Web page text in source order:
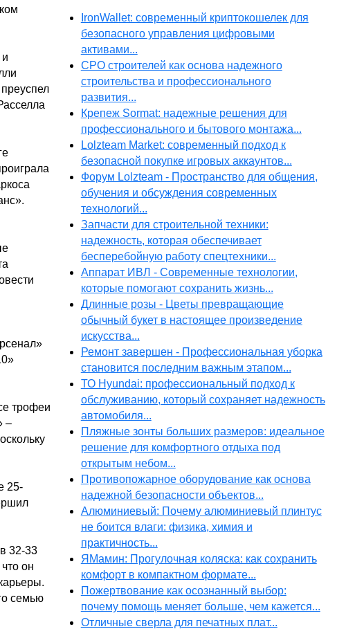
трофеи
–
25-
32-33
он
семью
IronWallet: современный криптокошелек для
безопасного управления цифровыми
активами...
СРО строителей как основа надежного
строительства и профессионального
развития...
Крепеж Sormat: надежные решения для
профессионального и бытового монтажа...
Lolzteam Market: современный подход к
безопасной покупке игровых аккаунтов...
Форум Lolzteam - Пространство для общения,
обучения и обсуждения современных
технологий...
Запчасти для строительной техники:
надежность, которая обеспечивает
бесперебойную работу спецтехники...
Аппарат ИВЛ - Современные технологии,
которые помогают сохранить жизнь...
Длинные розы - Цветы превращающие
обычный букет в настоящее произведение
искусства...
Ремонт завершен - Профессиональная уборка
становится последним важным этапом...
ТО Hyundai: профессиональный подход к
обслуживанию, который сохраняет надежность
автомобиля...
Пляжные зонты больших размеров: идеальное
решение для комфортного отдыха под
открытым небом...
Противопожарное оборудование как основа
надежной безопасности объектов...
Алюминиевый: Почему алюминиевый плинтус
не боится влаги: физика, химия и
практичность...
ЯМамин: Прогулочная коляска: как сохранить
комфорт в компактном формате...
Пожертвование как осознанный выбор:
почему помощь меняет больше, чем кажется...
Отличные сверла для печатных плат...